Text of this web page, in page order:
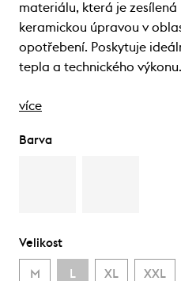
materiálu, která je zesílená
keramickou úpravou v
opotřebení. Poskytuje
tepla a technického výkonu.
více
Barva
Velikost
M L XL XXL